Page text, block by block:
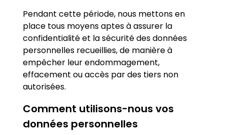
Pendant cette période, nous mettons en
place tous moyens aptes à assurer la
confidentialité et la sécurité des données
personnelles recueillies, de manière à
empêcher leur endommagement,
effacement ou accès par des tiers non
autorisées.
Comment utilisons-nous vos
données personnelles